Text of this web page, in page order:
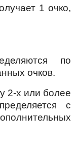
1 очко,
по
очков.
2-х или более
с